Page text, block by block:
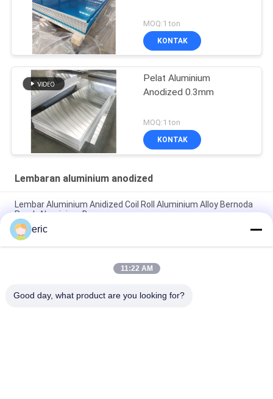
MOQ:1 ton
KONTAK
Pelat Aluminium
Anodized 0.3mm
MOQ:1 ton
KONTAK
Lembaran aluminium anodized
Lembar Aluminium Anidized Coil Roll Aluminium Alloy Bernoda
Perak Aluminium Berwarna
3000 Series 1500mm Anodized Aluminium Sheet Untuk Plat
Nomor
2mm 3mm Tebal Anodized Aluminium Sheet 5052 5083 1050
eric
11:22 AM
Good day, what product are you looking for?